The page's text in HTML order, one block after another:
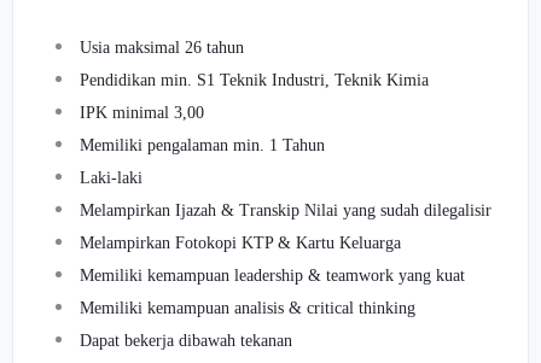
Usia maksimal 26 tahun
Pendidikan min. S1 Teknik Industri, Teknik Kimia
IPK minimal 3,00
Memiliki pengalaman min. 1 Tahun
Laki-laki
Melampirkan Ijazah & Transkip Nilai yang sudah dilegalisir
Melampirkan Fotokopi KTP & Kartu Keluarga
Memiliki kemampuan leadership & teamwork yang kuat
Memiliki kemampuan analisis & critical thinking
Dapat bekerja dibawah tekanan